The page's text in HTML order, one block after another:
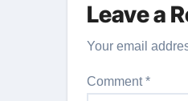
Leave a
Your email
Comment*